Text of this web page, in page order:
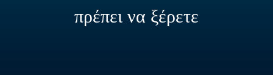
πρέπει να ξέρετε